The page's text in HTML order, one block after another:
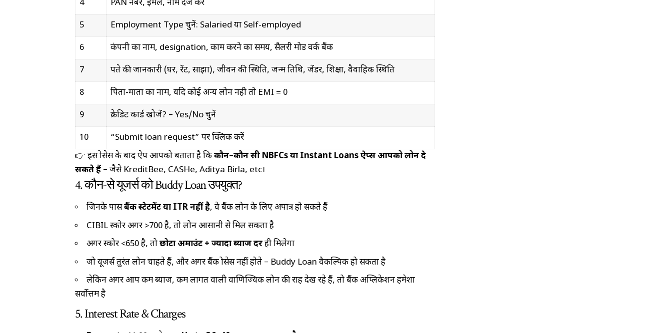
4 PAN नंबर, ईमेल, नाम दर्ज करें
5 Employment Type चुनें: Salaried या Self-employed
6 कंपनी का नाम, designation, काम करने का समय, सैलरी मोड वर्क बैंक
7 पते की जानकारी (घर, रेंट, साझा), जीवन की स्थिति, जन्म तिथि, जेंडर, शिक्षा, वैवाहिक स्थिति
8 पिता-माता का नाम, यदि कोई अन्य लोन नही तो EMI = 0
9 क्रेडिट कार्ड खोजें? – Yes/No चुनें
10
“Submit loan request” पर क्लिक करें
👉 इस प्रोसेस के बाद ऐप आपको बताता है किकौन–कौन सी NBFCs या Instant Loans ऐप्स आपको लोन दे
सकते हैं– जैसे KreditBee, CASHe, Aditya Birla, etc।
4. कौन-से यूजर्स को Buddy Loan उपयुक्त?
जिनके पासबैंक स्टेटमेंट या ITR नहीं है, वे बैंक लोन के लिए अपात्र हो सकते हैं
CIBIL स्कोर अगर >700 है, तो लोन आसानी से मिल सकता है
अगर स्कोर <650 है, तोछोटा अमाउंट + ज्यादा ब्याज दरही मिलेगा
जो यूजर्स तुरंत लोन चाहते हैं, और अगर बैंक प्रोसेस नहीं होते – Buddy Loan वैकल्पिक हो सकता है
लेकिन अगर आप कम ब्याज, कम लागत वाली वाणिज्यिक लोन की राह देख रहे हैं, तो बैंक अप्लिकेशन हमेशा
सर्वोत्तम है
5. Interest Rate & Charges